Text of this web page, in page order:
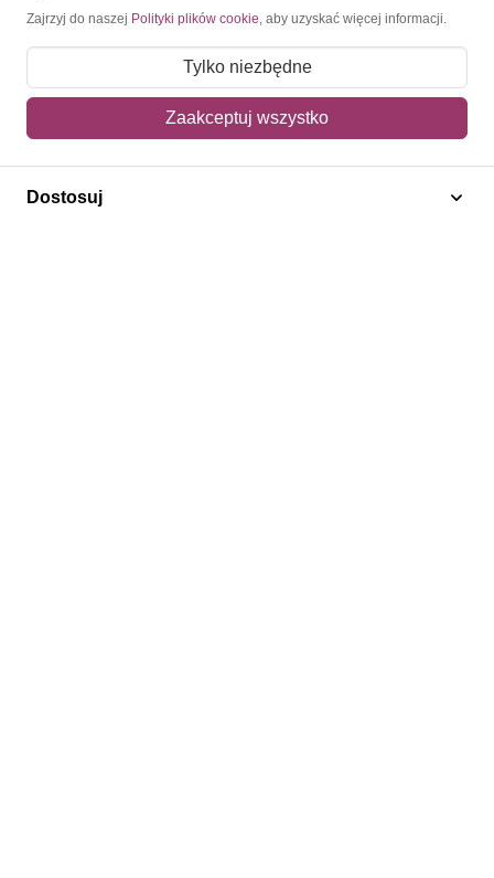
O nas
Blog
Regulamin
Polityka prywatności
Mapa strony
Zajrzyj do naszej Polityki plików cookie, aby uzyskać więcej informacji.
Tylko niezbędne
Zaakceptuj wszystko
Dostosuj